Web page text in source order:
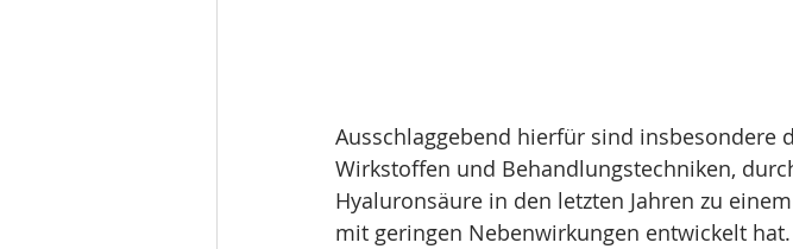
Ausschlaggebend hierfür sind insbesondere
Wirkstoffen und Behandlungstechniken,
Hyaluronsäure in den letzten Jahren zu
mit geringen Nebenwirkungen entwickelt